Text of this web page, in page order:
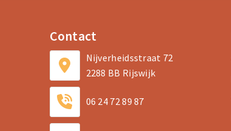
Contact
Nijverheidsstraat 72
2288 BB Rijswijk
06 24 72 89 87